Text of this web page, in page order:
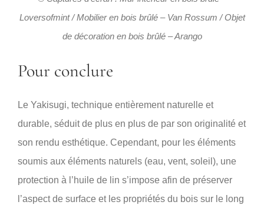
Loversofmint / Mobilier en bois brûlé – Van Rossum / Objet
de décoration en bois brûlé – Arango
Pour conclure
Le Yakisugi, technique entièrement naturelle et
durable, séduit de plus en plus de par son originalité et
son rendu esthétique. Cependant, pour les éléments
soumis aux éléments naturels (eau, vent, soleil), une
protection à l’huile de lin s’impose afin de préserver
l’aspect de surface et les propriétés du bois sur le long